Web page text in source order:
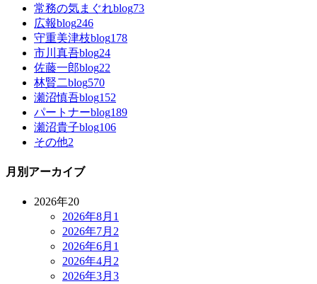
常務の気まぐれblog73
広報blog246
守重美津枝blog178
市川真吾blog24
佐藤一郎blog22
林賢二blog570
瀬沼慎吾blog152
パートナーblog189
瀬沼貴子blog106
その他2
月別アーカイブ
2026年20
2026年8月 1
2026年7月 2
2026年6月 1
2026年4月 2
2026年3月 3